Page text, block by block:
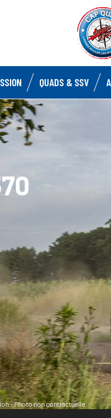
QUADS & SSV
- Photo non contractuelle.